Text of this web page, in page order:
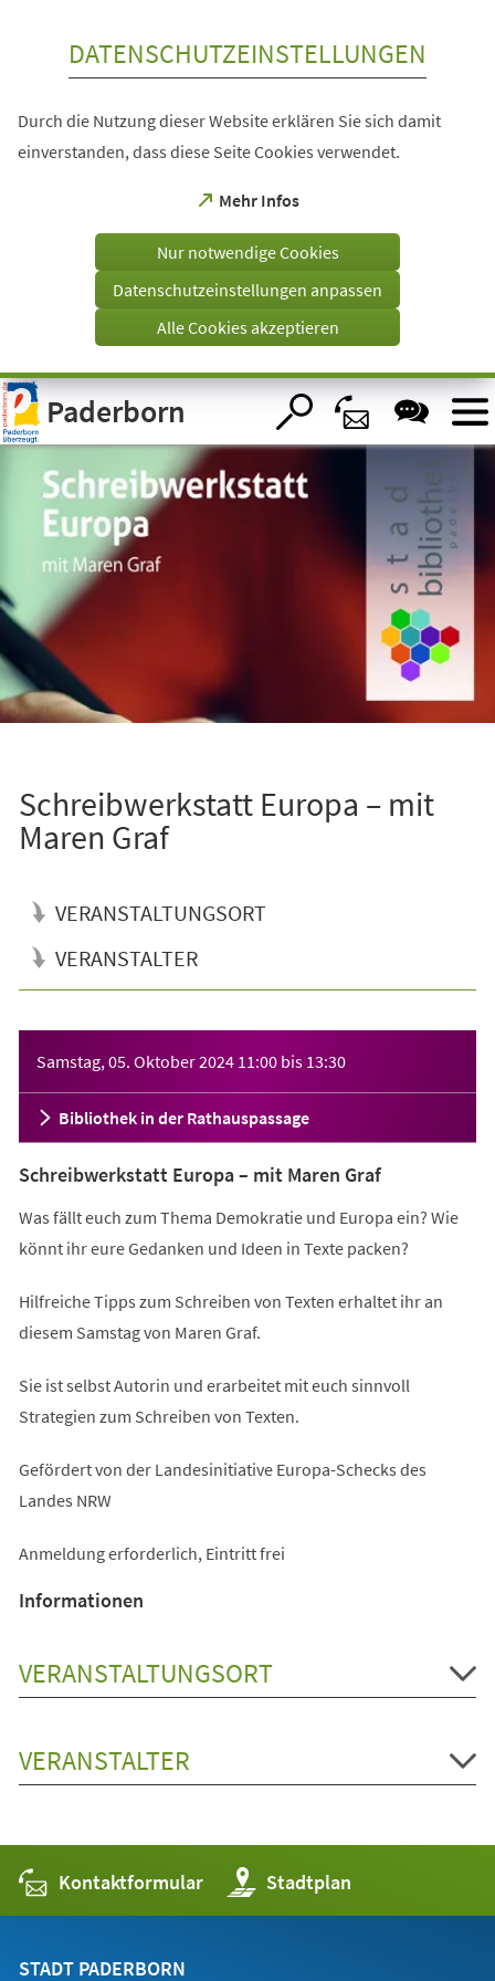
Visuelle
Assistenzsoftware
öffnen.
DATENSCHUTZEINSTELLUNGEN
Durch die Nutzung dieser Website erklären Sie sich damit
einverstanden, dass diese Seite Cookies verwendet.
Mehr Infos
(Öffnet
einem
Tab)
Nur notwendige Cookies
Datenschutzeinstellungen anpassen
Alle Cookies akzeptieren
Paderborn
Schreibwerkstatt Europa – mit
Maren Graf
VERANSTALTUNGSORT
VERANSTALTER
Samstag, 05. Oktober 2024 11:00 bis 13:30
Bibliothek in der Rathauspassage
Schreibwerkstatt Europa – mit Maren Graf
Was fällt euch zum Thema Demokratie und Europa ein? Wie
könnt ihr eure Gedanken und Ideen in Texte packen?
Hilfreiche Tipps zum Schreiben von Texten erhaltet ihr an
diesem Samstag von Maren Graf.
Sie ist selbst Autorin und erarbeitet mit euch sinnvoll
Strategien zum Schreiben von Texten.
Gefördert von der Landesinitiative Europa-Schecks des
Landes NRW
Anmeldung erforderlich, Eintritt frei
Informationen
VERANSTALTUNGSORT
VERANSTALTER
Kontaktformular Stadtplan
(Öffnet
in
einem
STADT PADERBORN